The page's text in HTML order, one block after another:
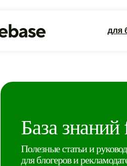
для
Полезные статьи и
для блогеров и
База знаний